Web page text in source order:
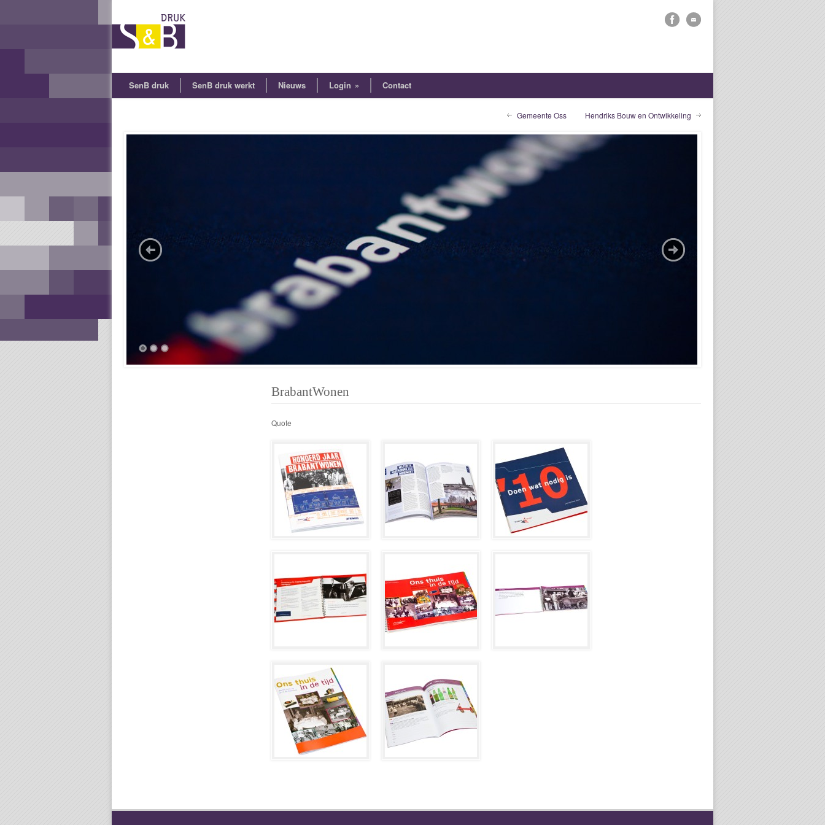
SenB druk SenB druk werkt Nieuws Login » Contact
Gemeente Oss Hendriks Bouw en Ontwikkeling
BrabantWonen
Quote